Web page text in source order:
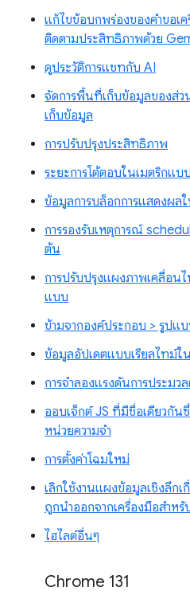
แก้ไขข้อบกพร่องของคำขอเ
ติดตามประสิทธิภาพด้วย
ดูประวัติการแชทกับ AI
จัดการพื้นที่เก็บข้อมูลของส่
เก็บข้อมูล
การปรับปรุงประสิทธิภาพ
ระยะการโต้ตอบในเมตริกแบ
ข้อมูลการบล็อกการแสดงผล
การรองรับเหตุการณ์
ต้น
การปรับปรุงแผงภาพเคลื่อน
แบบ
ข้ามจากองค์ประกอบ > รูปแ
ข้อมูลอัปเดตแบบเรียลไทม์
การจำลองแรงดันการประมว
ออบเจ็กต์ JS ที่มีชื่อเดียวกั
หน่วยความจำ
การตั้งค่าโฉมใหม่
เลิกใช้งานแผงข้อมูลเชิงลึก
ถูกนำออกจากเครื่องมือสำห
ไฮไลต์อื่นๆ
Chrome 131